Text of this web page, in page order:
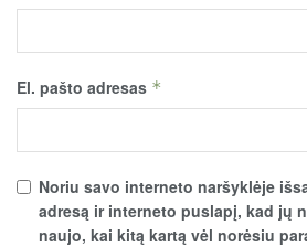
El. pašto adresas *
Noriu savo interneto naršyklėje
adresą ir interneto puslapį, kad jų
naujo, kai kitą kartą vėl norėsiu